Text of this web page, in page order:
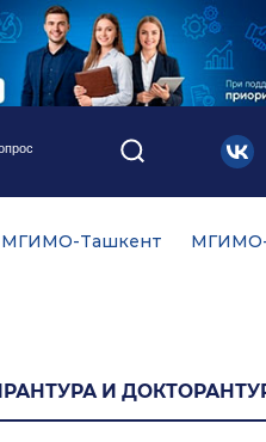
МГИМО-Ташкент МГИМО-
И